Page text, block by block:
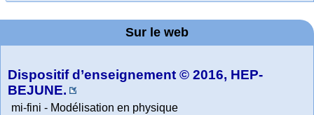
Mathematica
Tutorial
Collection
la statistique
resources
expliquée à mon
grand-père
Education Portal
practice and
lessons
M
Sur le web
Dispositif d’enseignement © 2016, HEP-
BEJUNE.
mi-fini - Modélisation en physique